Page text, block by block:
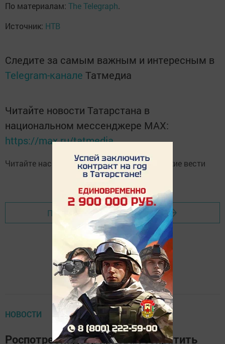
По материалам: The Telegraph.
Источник: НТВ
Следите за самым важным и интересным в
Telegram-канале Татмедиа
Читайте новости Татарстана в
национальном мессенджере MАХ:
https://max.ru/tatmedia
Читайте нас в Telegram-каналеВысокогорские вести
Перейти на страницу новости
НОВОСТИ
Роспотребнадзор призвал сократить